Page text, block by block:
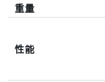
重量
性能